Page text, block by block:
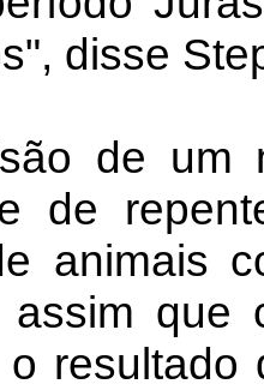
disse
de um
de
animais
assim que